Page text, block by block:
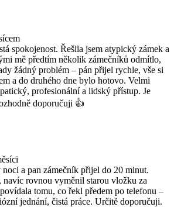
spokojenost. Řešila jsem atypický zámek a
mě předtím několik zámečníků odmítlo,
žádný problém – pán přijel rychle, vše si
a do druhého dne bylo hotovo. Velmi
profesionální a lidský přístup. Je
doporučuji 👍
a pan zámečník přijel do 20 minut.
navíc rovnou vyměnil starou vložku za
tomu, co řekl předem po telefonu –
jednání, čistá práce. Určitě doporučuji.